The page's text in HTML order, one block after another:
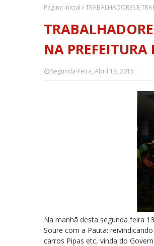
Página inicial TRABALHADORES E
NA
Segunda-Feira, Abril 13, 2015
Na manhã desta segunda feira
Soure com a Pauta:
carros Pipas etc, vinda do